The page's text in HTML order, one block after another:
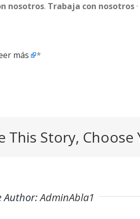
nosotros. Trabaja con nosotros
más *
This Story,
Author:AdminAbla1